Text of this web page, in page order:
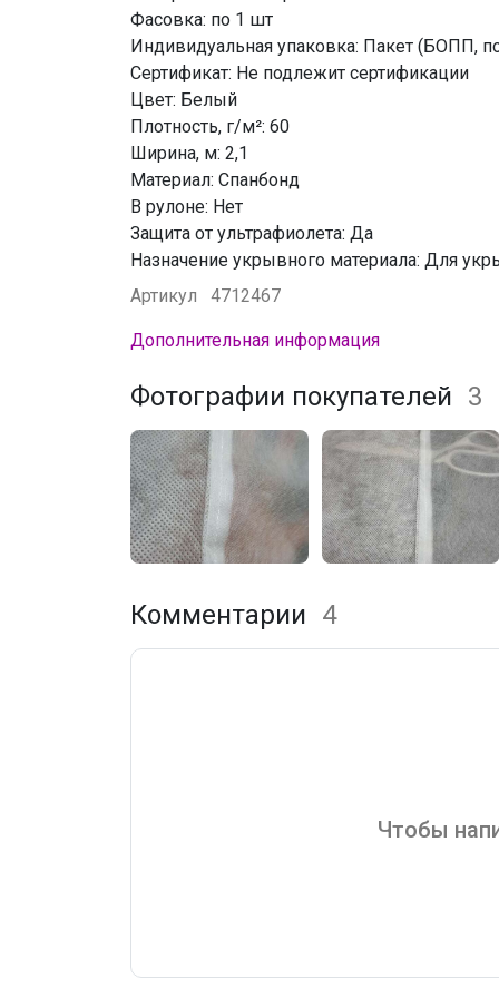
Фасовка: по 1 шт
Индивидуальная упаковка: Пакет (БОПП,
Сертификат: Не подлежит сертификации
Цвет: Белый
Плотность, г/м²: 60
Ширина, м: 2,1
Материал: Спанбонд
В рулоне: Нет
Защита от ультрафиолета: Да
Назначение укрывного материала: Для
Артикул
4712467
Дополнительная информация
Фотографии покупателей 3
Комментарии 4
Чтобы